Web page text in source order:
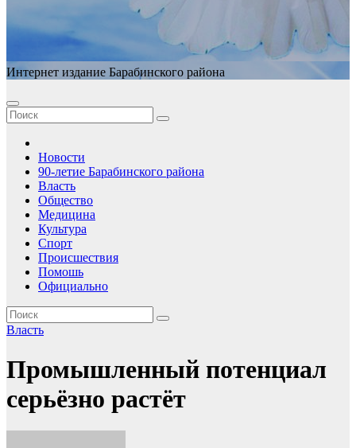
Интернет издание Барабинского района
Новости
90-летие Барабинского района
Власть
Общество
Медицина
Культура
Спорт
Происшествия
Помошь
Официально
Власть
Промышленный потенциал
серьёзно растёт